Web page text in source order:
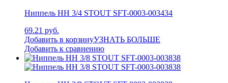
Ниппель НН 3/4 STOUT SFT-0003-003434
69.21 руб.
Добавить в корзинуУЗНАТЬ БОЛЬШЕ
Добавить к сравнению